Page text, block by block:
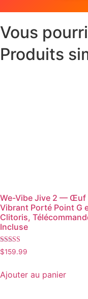
Vous
Produits
We-Vibe Jive 2 — Œuf
Vibrant Porté Point G
Clitoris,
Incluse
Note
4.00
$159.99
Ajouter au panier